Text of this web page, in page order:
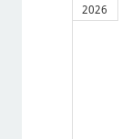
2026